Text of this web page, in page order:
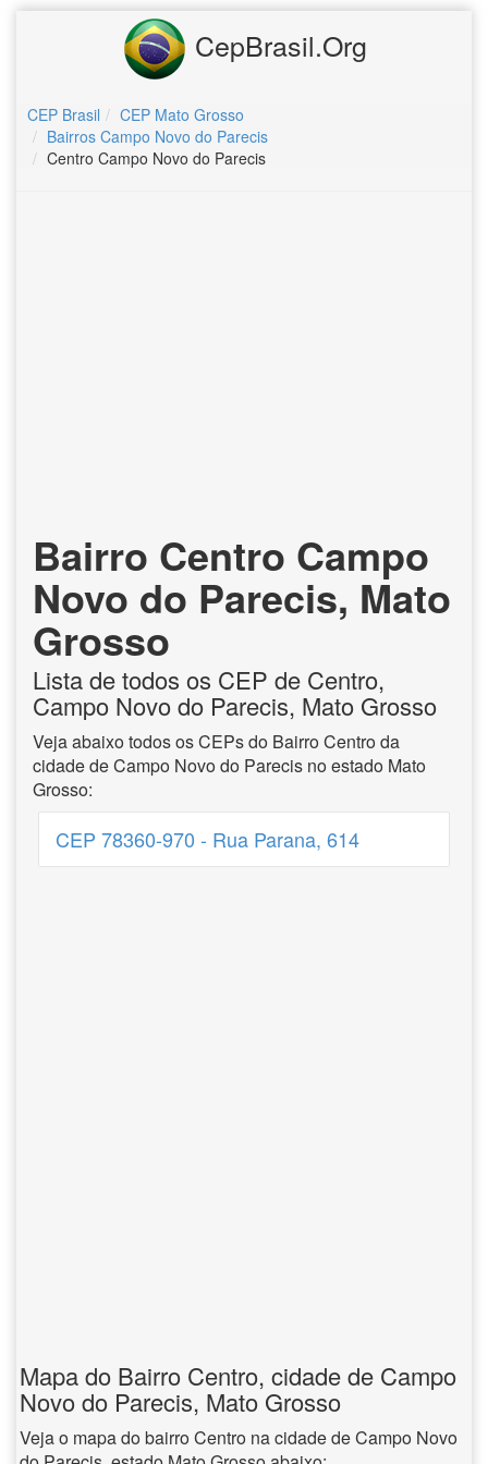
CepBrasil.Org
CEP Brasil
CEP Mato Grosso
Bairros Campo Novo do Parecis
Centro Campo Novo do Parecis
Bairro Centro Campo
Novo do Parecis, Mato
Grosso
Lista de todos os CEP de Centro,
Campo Novo do Parecis, Mato Grosso
Veja abaixo todos os CEPs do Bairro Centro da
cidade de Campo Novo do Parecis no estado Mato
Grosso:
CEP 78360-970 - Rua Parana, 614
Mapa do Bairro Centro, cidade de Campo
Novo do Parecis, Mato Grosso
Veja o mapa do bairro Centro na cidade de Campo Novo